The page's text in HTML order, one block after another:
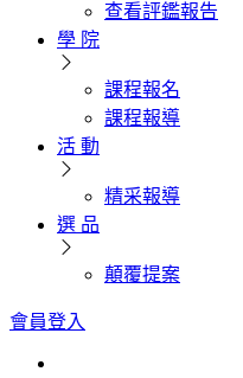
查看評鑑報告
學 院
課程報名
課程報導
活 動
精采報導
選 品
顛覆提案
會員登入